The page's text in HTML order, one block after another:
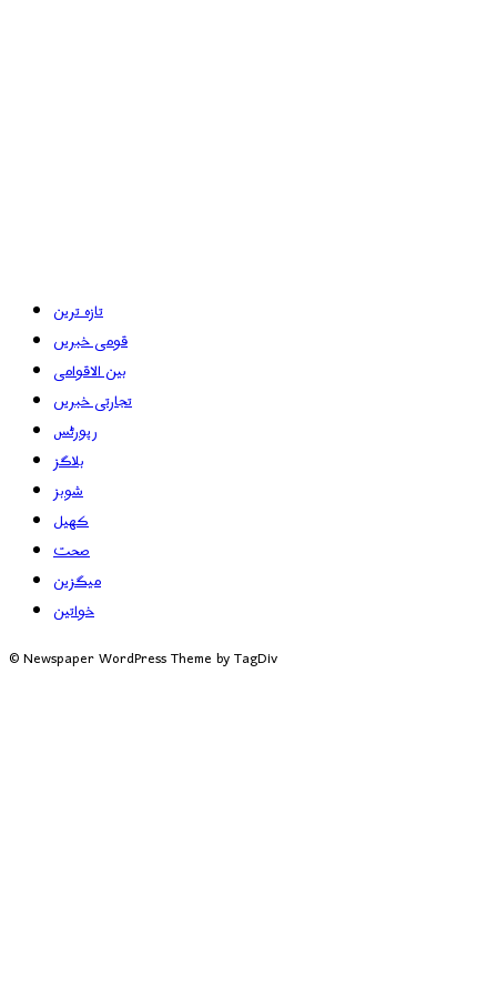
تازہ ترین
قومی خبریں
بین الاقوامی
تجارتی خبریں
رپورٹس
بلاگز
شوبز
کھیل
صحت
میگزین
خواتین
© Newspaper WordPress Theme by TagDiv